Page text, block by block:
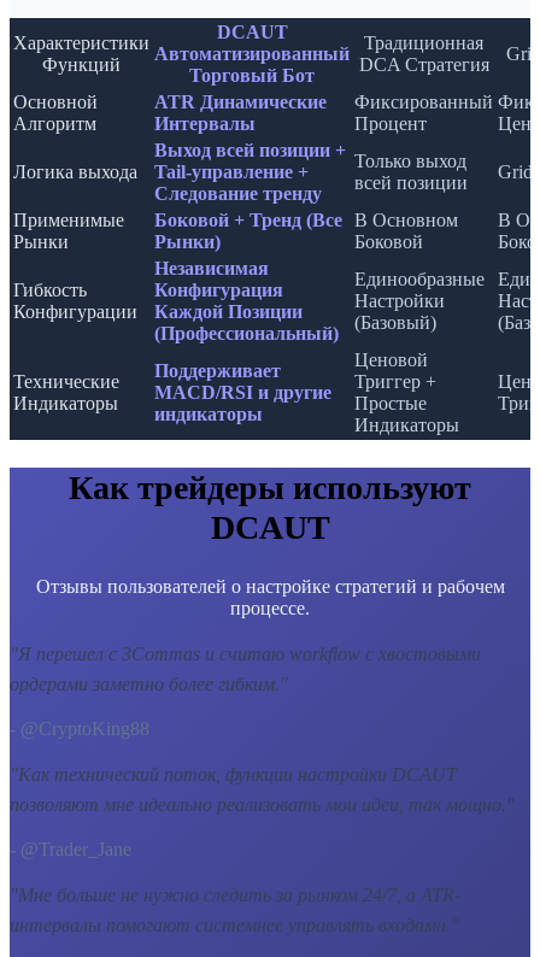
Характеристики
Функций
DCAUT
Автоматизированный
Торговый Бот
Традиционная
DCA Стратегия
Основной
Алгоритм
ATR Динамические
Интервалы
Фиксированный
Процент
Логика выхода
Выход всей позиции +
Tail-управление +
Следование тренду
Только выход
всей позиции
Grid
Применимые
Рынки
Боковой + Тренд (Все
Рынки)
В Основном
Боковой
В
Гибкость
Конфигурации
Независимая
Конфигурация
Каждой Позиции
(Профессиональный)
Единообразные
Настройки
(Базовый)
Технические
Индикаторы
Поддерживает
MACD/RSI и другие
индикаторы
Ценовой
Триггер +
Простые
Индикаторы
Как трейдеры используют
DCAUT
Отзывы пользователей о настройке стратегий и рабочем
процессе.
"Я перешел с 3Commas и считаю workflow с хвостовыми
ордерами заметно более гибким."
- @CryptoKing88
"Как технический поток, функции настройки DCAUT
позволяют мне идеально реализовать мои идеи, так мощно. "
- @Trader_Jane
"Мне больше не нужно следить за рынком 24/7, а ATR-
интервалы помогают системнее управлять входами. "